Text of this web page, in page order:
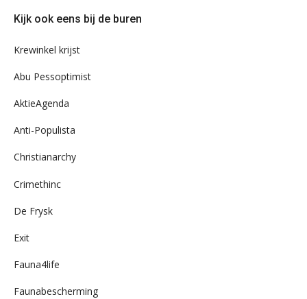
ons
Kijk ook eens bij de buren
Krewinkel krijst
Abu Pessoptimist
AktieAgenda
Anti-Populista
Christianarchy
Crimethinc
De Frysk
Exit
Fauna4life
Faunabescherming